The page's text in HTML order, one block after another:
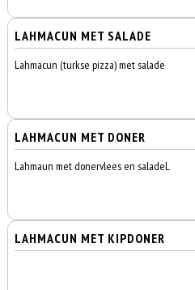
LAHMACUN MET SALADE
Lahmacun (turkse pizza) met salade
LAHMACUN MET DONER
Lahmaun met donervlees en saladeL
LAHMACUN MET KIPDONER